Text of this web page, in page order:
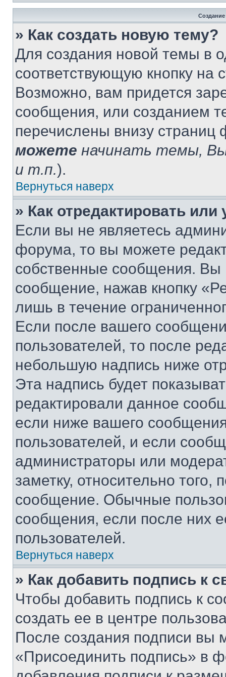
» Как создать новую тему?
Для создания новой темы в
соответствующую кнопку
Возможно, вам придется
сообщения, или созданием
перечислены внизу
можете начинать темы,
и т.п.).
Вернуться наверх
» Как отредактировать
Если вы не являетесь
форума, то вы можете
собственные сообщения. Вы
сообщение, нажав кнопку
лишь в течение
Если после вашего
пользователей, то после
небольшую надпись ниже
Эта надпись будет
редактировали данное
если ниже вашего
пользователей, и если
администраторы или
заметку, относительно
сообщение. Обычные
сообщения, если после них
пользователей.
Вернуться наверх
» Как добавить подпись к
Чтобы добавить подпись к
создать ее в центре
После создания подписи вы
«Присоединить подпись» в